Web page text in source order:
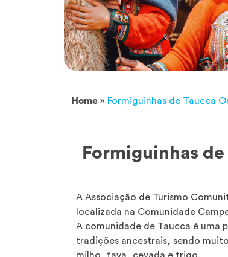
Home » Formiguinhas de Taucca
Formiguinhas
A Associação de Turismo
localizada na Comunidade
A comunidade de Taucca é uma
tradições ancestrais, sendo
milho, fava, cevada e trigo.